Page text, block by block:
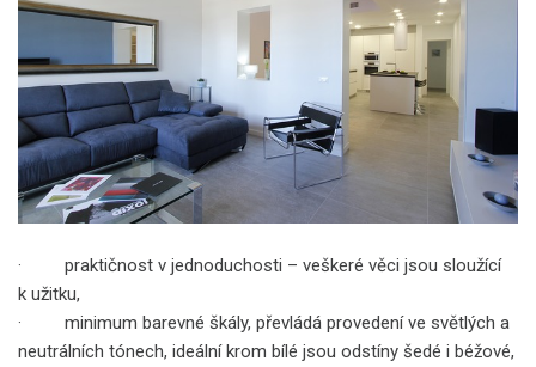
· praktičnost v jednoduchosti – veškeré věci jsou sloužící
k užitku,
· minimum barevné škály, převládá provedení ve světlých a
neutrálních tónech, ideální krom bílé jsou odstíny šedé i béžové,